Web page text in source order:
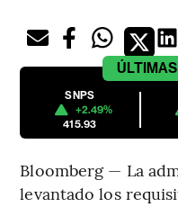
ÚLTIMAS
SNPS
+2.49%
415.93
Bloomberg — La
levantado los